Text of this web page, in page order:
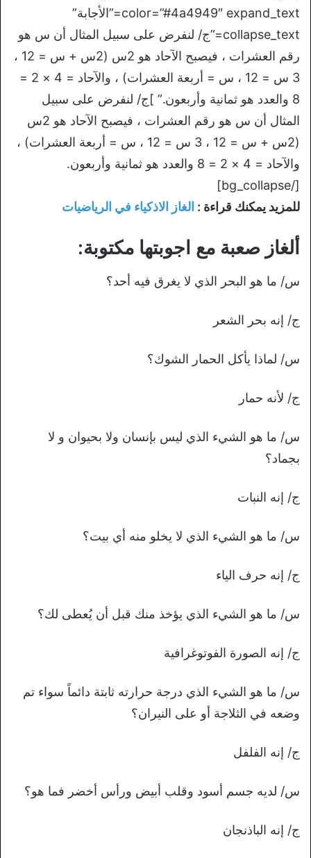
color=”#4a4949″ expand_text=”الأجابة”
collapse_text=”ج/ لنفرض على سبيل المثال أن س هو
رقم العشرات ، فيصبح الآحاد هو 2س (2س + س = 12 ،
3 س = 12 ، س = أربعة العشرات) ، والآحاد = 4 × 2 =
8 والعدد هو ثمانية وأربعون.” ]ج/ لنفرض على سبيل
المثال أن س هو رقم العشرات ، فيصبح الآحاد هو 2س
(2س + س = 12 ، 3 س = 12 ، س = أربعة العشرات) ،
والآحاد = 4 × 2 = 8 والعدد هو ثمانية وأربعون.
[/bg_collapse]
للمزيد يمكنك قراءة : الغاز الاذكياء في الرياضيات
ألغاز صعبة مع اجوبتها مكتوبة:
س/ ما هو البحر الذي لا يغرق فيه أحد؟
ج/ إنه بحر الشعر
س/ لماذا يأكل الحمار الشوك؟
ج/ لأنه حمار
س/ ما هو الشيء الذي ليس بإنسان ولا بحيوان و لا
بجماد؟
ج/ إنه النبات
س/ ما هو الشيء الذي لا يخلو منه أي بيت؟
ج/ إنه حرف الياء
س/ ما هو الشيء الذي يؤخذ منك قبل أن يُعطى لك؟
ج/ إنه الصورة الفوتوغرافية
س/ ما هو الشيء الذي درجة حرارته ثابتة دائماً سواء تم
وضعه في الثلاجة أو على النيران؟
ج/ إنه الفلفل
س/ لديه جسم أسود وقلب أبيض ورأس أخضر فما هو؟
ج/ إنه الباذنجان